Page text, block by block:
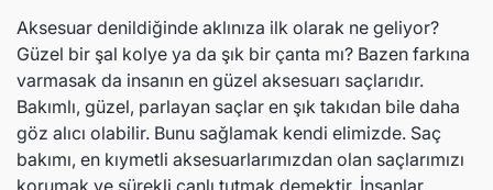
Aksesuar denildiğinde aklınıza ilk olarak ne geliyor?
Güzel bir şal kolye ya da şık bir çanta mı? Bazen farkına
varmasak da insanın en güzel aksesuarı saçlarıdır.
Bakımlı, güzel, parlayan saçlar en şık takıdan bile daha
göz alıcı olabilir. Bunu sağlamak kendi elimizde. Saç
bakımı, en kıymetli aksesuarlarımızdan olan saçlarımızı
korumak ve sürekli canlı tutmak demektir. İnsanlar
Ozonlabs